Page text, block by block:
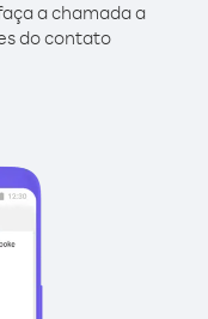
a chamada a
do contato